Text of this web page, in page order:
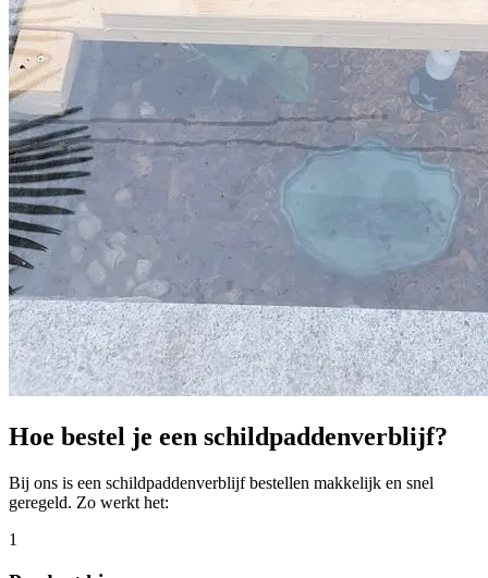
Hoe bestel je een schildpaddenverblijf?
Bij ons is een schildpaddenverblijf bestellen makkelijk en snel
geregeld. Zo werkt het:
1